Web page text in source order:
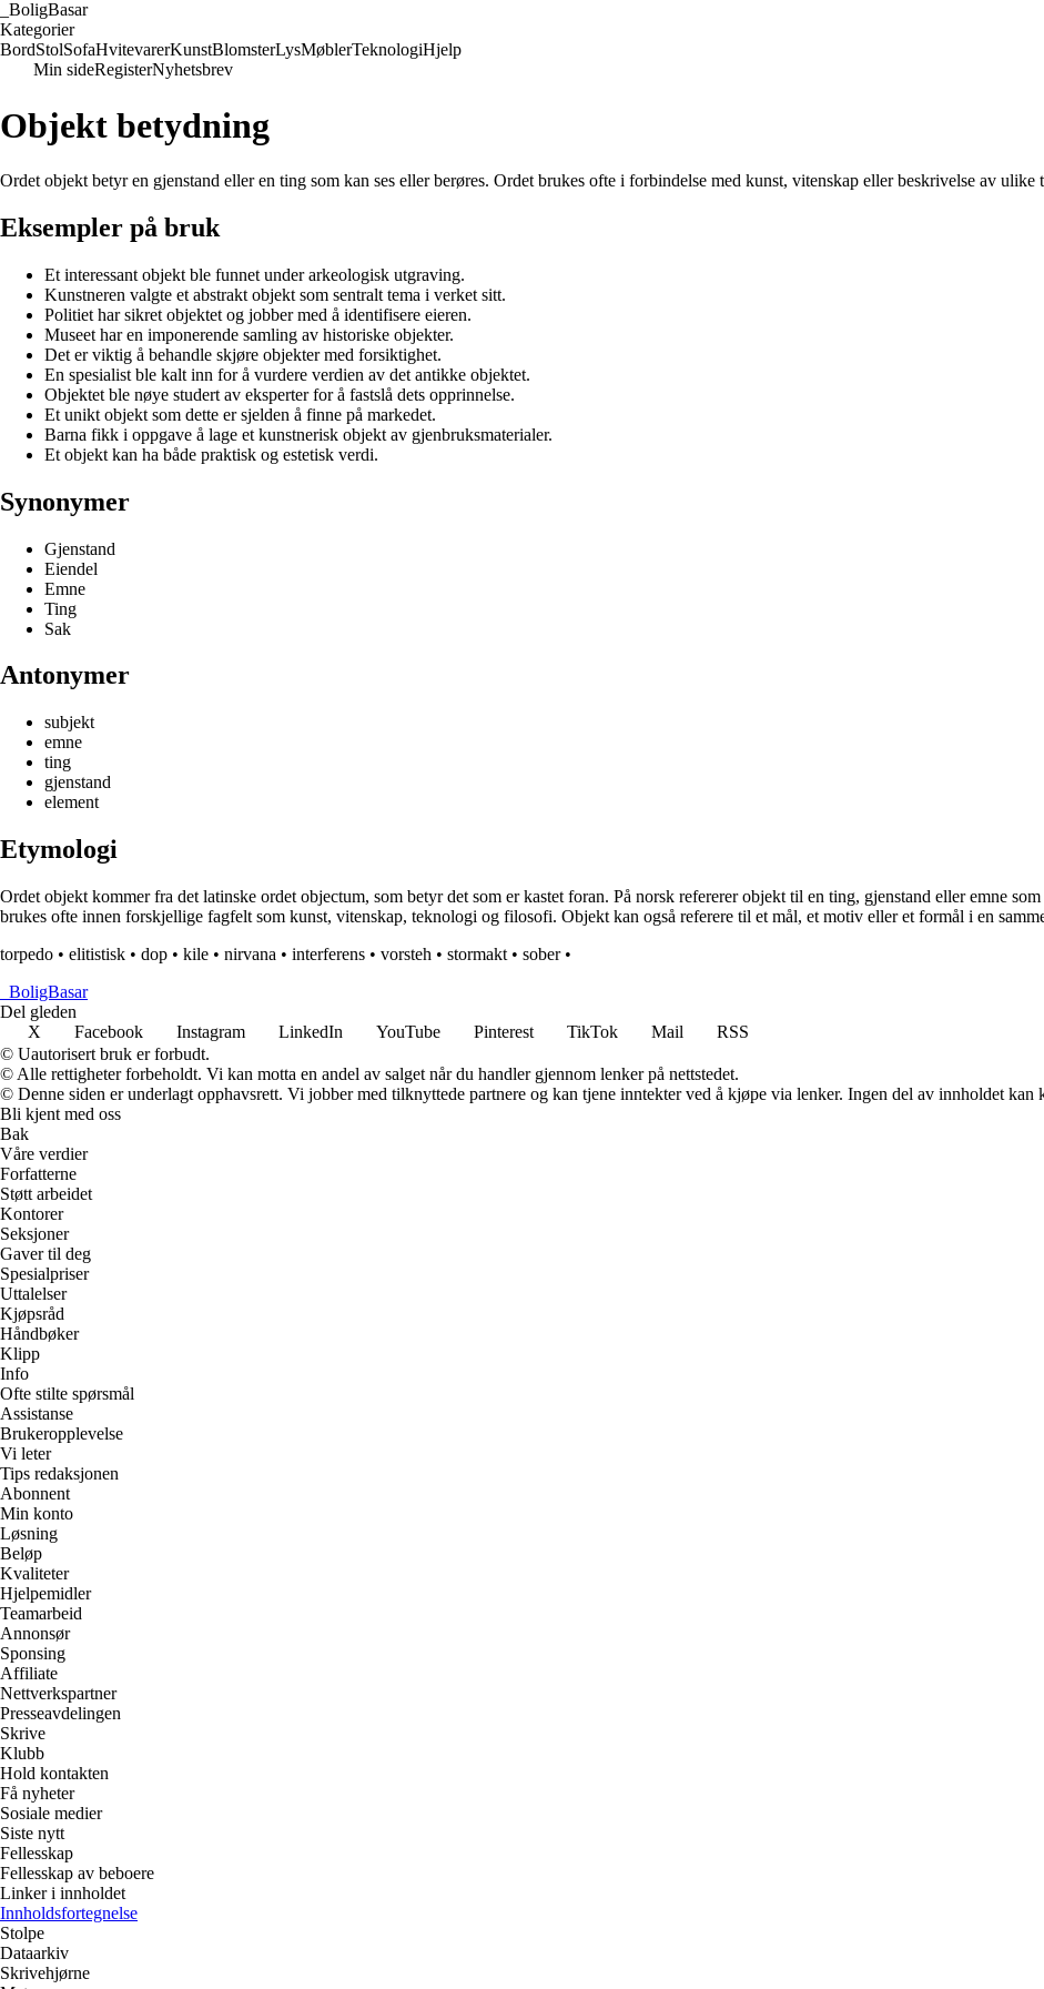
BoligBasar
Kategorier
BordStolSofaHvitevarerKunstBlomsterLysMøblerTeknologiHjelp
Min sideRegisterNyhetsbrev
Objekt betydning
Ordet objekt betyr en gjenstand eller en ting som kan ses eller berøres. Ordet brukes ofte i forbindelse med kunst, vitenskap eller beskrivelse av ulike
Eksempler på bruk
Et interessant objekt ble funnet under arkeologisk utgraving.
Kunstneren valgte et abstrakt objekt som sentralt tema i verket sitt.
Politiet har sikret objektet og jobber med å identifisere eieren.
Museet har en imponerende samling av historiske objekter.
Det er viktig å behandle skjøre objekter med forsiktighet.
En spesialist ble kalt inn for å vurdere verdien av det antikke objektet.
Objektet ble nøye studert av eksperter for å fastslå dets opprinnelse.
Et unikt objekt som dette er sjelden å finne på markedet.
Barna fikk i oppgave å lage et kunstnerisk objekt av gjenbruksmaterialer.
Et objekt kan ha både praktisk og estetisk verdi.
Synonymer
Gjenstand
Eiendel
Emne
Ting
Sak
Antonymer
subjekt
emne
ting
gjenstand
element
Etymologi
Ordet objekt kommer fra det latinske ordet objectum, som betyr det som er kastet foran. På norsk refererer objekt til en ting, gjenstand eller emne
brukes ofte innen forskjellige fagfelt som kunst, vitenskap, teknologi og filosofi. Objekt kan også referere til et mål, et motiv eller et formål i en
torpedo • elitistisk • dop • kile • nirvana • interferens • vorsteh • stormakt • sober•
BoligBasar
Del gleden
X
Facebook Instagram LinkedIn YouTube Pinterest TikTok Mail
RSS
© Uautorisert bruk er forbudt.
© Alle rettigheter forbeholdt. Vi kan motta en andel av salget når du handler gjennom lenker på nettstedet.
© Denne siden er underlagt opphavsrett. Vi jobber med tilknyttede partnere og kan tjene inntekter ved å kjøpe via lenker. Ingen del av innholdet kan
Bli kjent med oss
Bak
Våre verdier
Forfatterne
Støtt arbeidet
Kontorer
Seksjoner
Gaver til deg
Spesialpriser
Uttalelser
Kjøpsråd
Håndbøker
Klipp
Info
Ofte stilte spørsmål
Assistanse
Brukeropplevelse
Vi leter
Tips redaksjonen
Abonnent
Min konto
Løsning
Beløp
Kvaliteter
Hjelpemidler
Teamarbeid
Annonsør
Sponsing
Affiliate
Nettverkspartner
Presseavdelingen
Skrive
Klubb
Hold kontakten
Få nyheter
Sosiale medier
Siste nytt
Fellesskap
Fellesskap av beboere
Linker i innholdet
Innholdsfortegnelse
Stolpe
Dataarkiv
Skrivehjørne